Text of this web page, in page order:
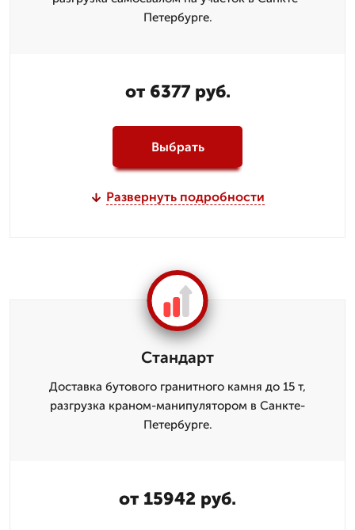
Петербурге.
от 6377 руб.
Выбрать
Развернуть подробности
Стандарт
Доставка бутового гранитного камня до 15 т,
разгрузка краном-манипулятором в Санкте-
Петербурге.
от 15942 руб.